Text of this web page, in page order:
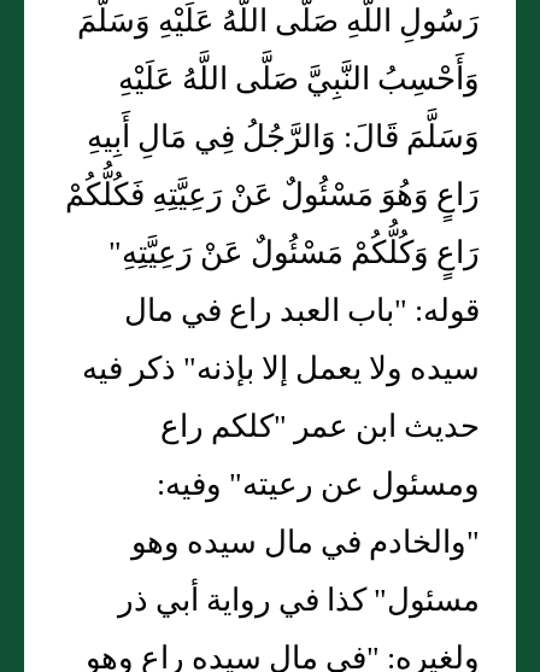
رَسُولِ اللَّهِ صَلَّى اللَّهُ عَلَيْهِ وَسَلَّمَ
وَأَحْسِبُ النَّبِيَّ صَلَّى اللَّهُ عَلَيْهِ
وَسَلَّمَ قَالَ: وَالرَّجُلُ فِي مَالِ أَبِيهِ
رَاعٍ وَهُوَ مَسْئُولٌ عَنْ رَعِيَّتِهِ فَكُلُّكُمْ
رَاعٍ وَكُلُّكُمْ مَسْئُولٌ عَنْ رَعِيَّتِهِ"
قوله: "باب العبد راع في مال
سيده ولا يعمل إلا بإذنه" ذكر فيه
حديث ابن عمر "كلكم راع
ومسئول عن رعيته" وفيه:
"والخادم في مال سيده وهو
مسئول" كذا في رواية أبي ذر
ولغيره: "في مال سيده راع وهو